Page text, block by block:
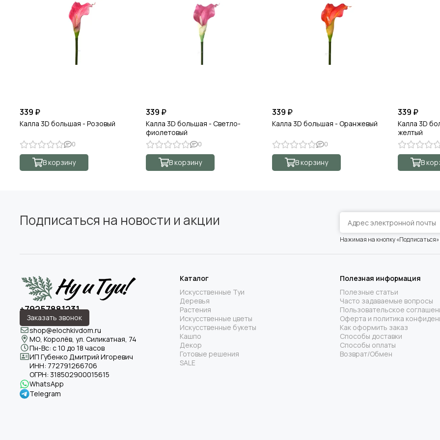
339 ₽
Калла 3D большая - Розовый
0
В корзину
339 ₽
Калла 3D большая - Светло-
фиолетовый
0
В корзину
339 ₽
Калла 3D большая - Оранжевый
0
В корзину
339 ₽
Калла 3D
желтый
В
Подписаться на новости и акции
Нажимая на кнопку
+79257881231
Заказать звонок
shop@elochkivdom.ru
МО, Королёв, ул. Силикатная, 74
Пн-Вс: с 10 до 18 часов
ИП Губенко Дмитрий Игоревич
ИНН: 772791266706
ОГРН: 318502900015615
WhatsApp
Telegram
Каталог
Искусственные Туи
Деревья
Растения
Искусственные цветы
Искусственные букеты
Кашпо
Декор
Готовые решения
SALE
Полезная информация
Полезные статьи
Часто задаваемые вопросы
Пользовательское
Оферта и политика
Как оформить заказ
Способы доставки
Способы оплаты
Возврат/Обмен